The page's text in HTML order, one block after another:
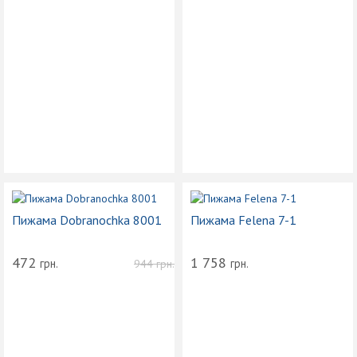
Пижама Dobranochka 8001
944грн.
472 грн.
Пижама Felena 7-1
1 758 грн.